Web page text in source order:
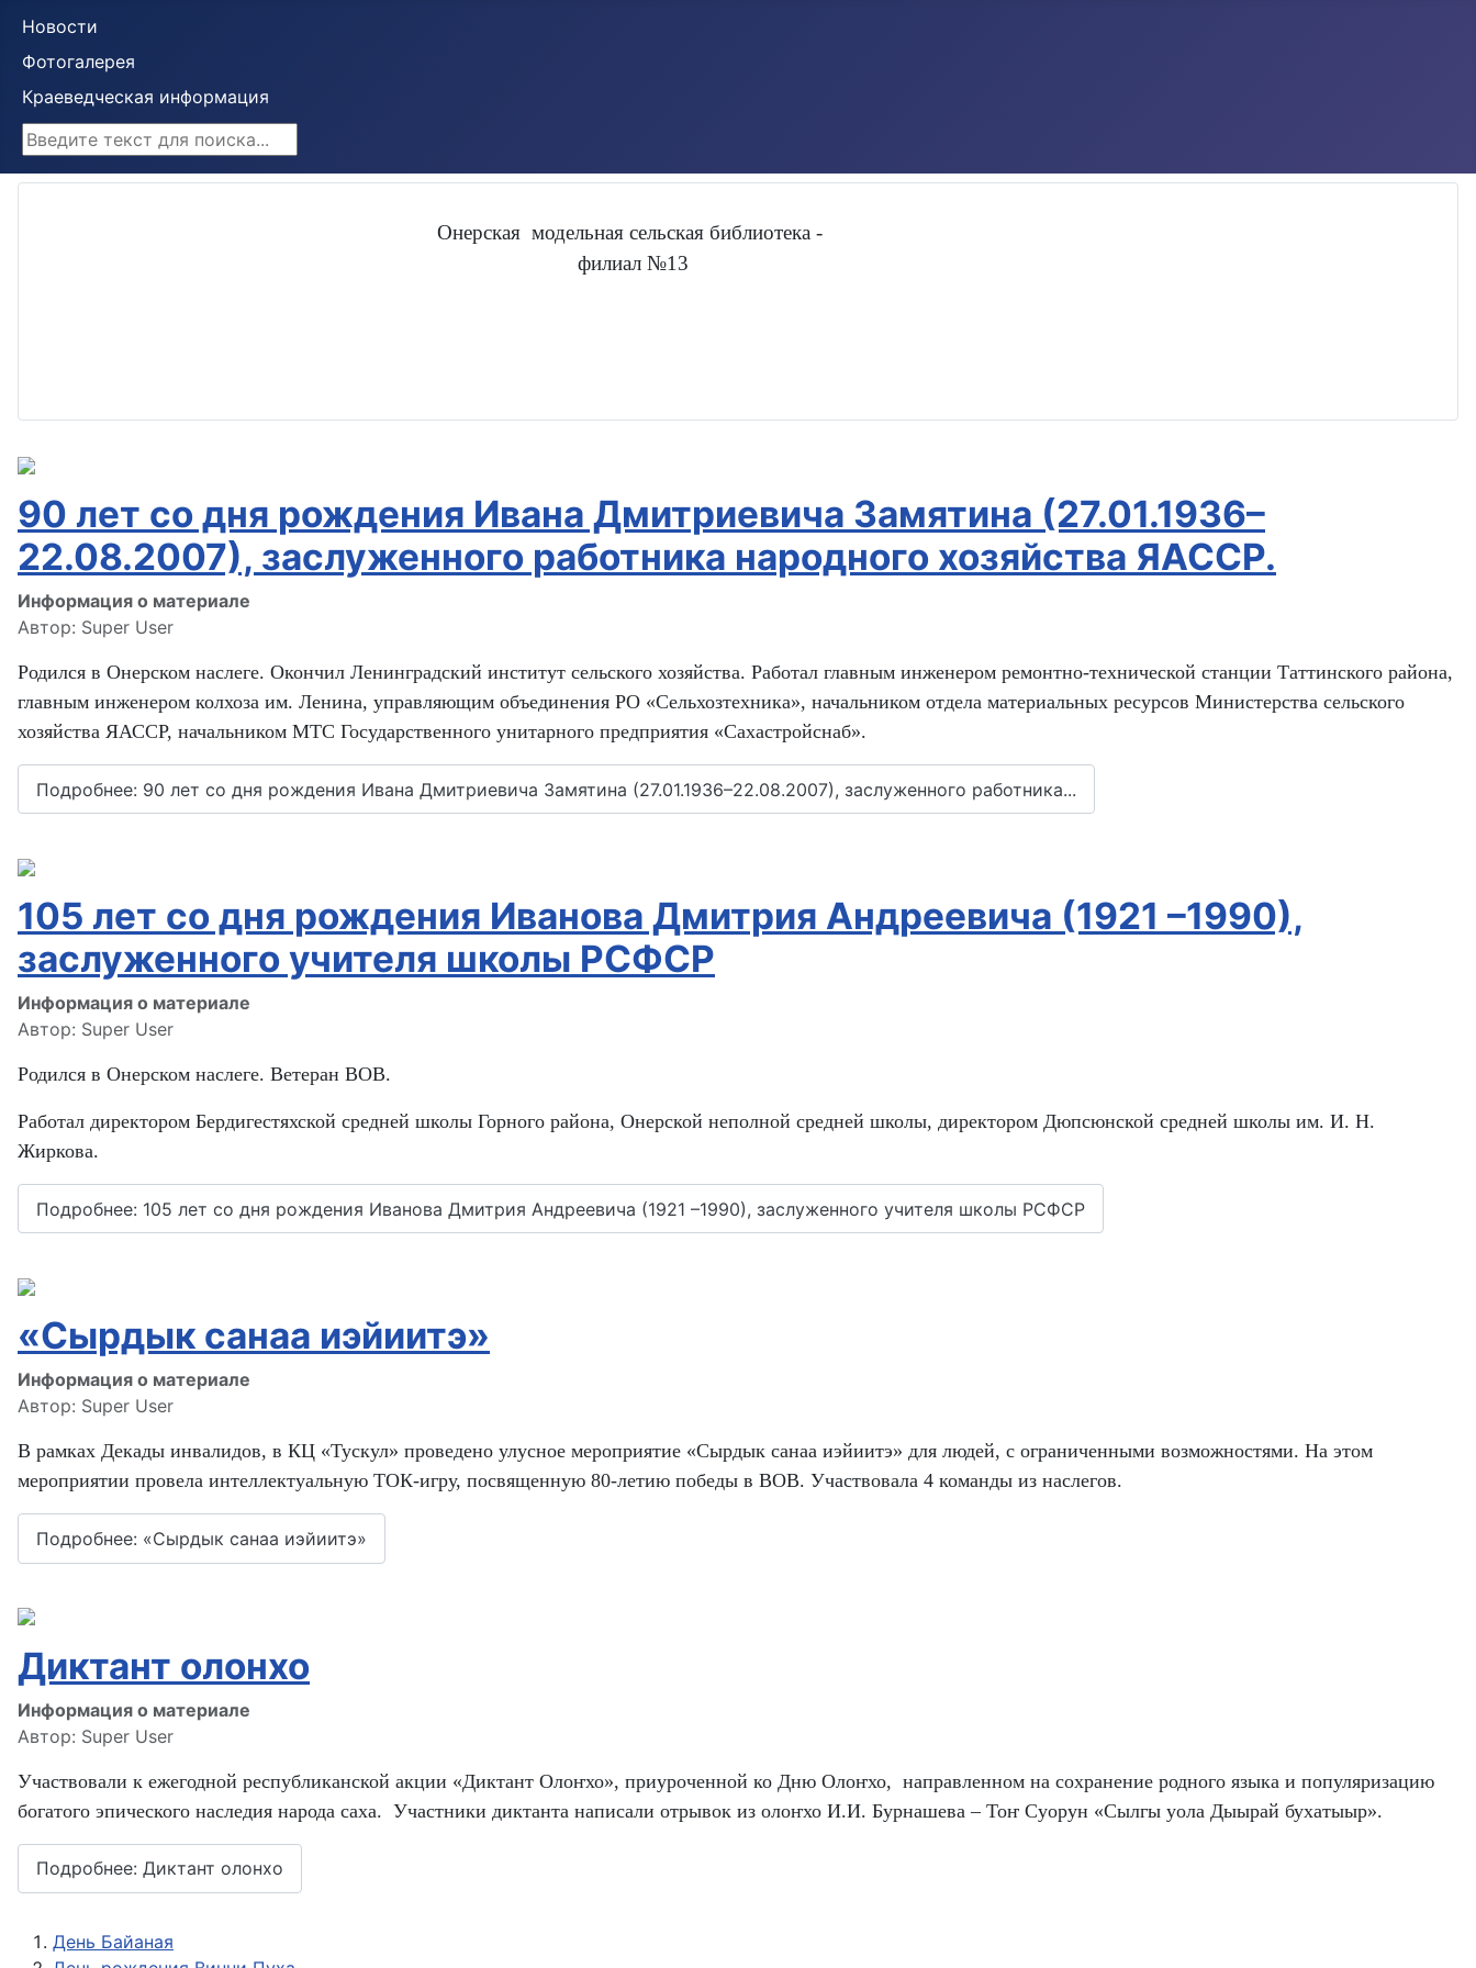
Новости
Фотогалерея
Краеведческая информация
Искать...
Онерская модельная сельская библиотека -
филиал №13
90 лет со дня рождения Ивана Дмитриевича Замятина (27.01.1936–
22.08.2007), заслуженного работника народного хозяйства ЯАССР.
Информация о материале
Автор: Super User
Родился в Онерском наслеге. Окончил Ленинградский институт сельского хозяйства. Работал главным инженером ремонтно-технической станции Таттинского района,
главным инженером колхоза им. Ленина, управляющим объединения РО «Сельхозтехника», начальником отдела материальных ресурсов Министерства сельского
хозяйства ЯАССР, начальником МТС Государственного унитарного предприятия «Сахастройснаб».
Подробнее: 90 лет со дня рождения Ивана Дмитриевича Замятина (27.01.1936–22.08.2007), заслуженного работника...
105 лет со дня рождения Иванова Дмитрия Андреевича (1921 –1990),
заслуженного учителя школы РСФСР
Информация о материале
Автор: Super User
Родился в Онерском наслеге. Ветеран ВОВ.
Работал директором Бердигестяхской средней школы Горного района, Онерской неполной средней школы, директором Дюпсюнской средней школы им. И. Н.
Жиркова.
Подробнее: 105 лет со дня рождения Иванова Дмитрия Андреевича (1921 –1990), заслуженного учителя школы РСФСР
«Сырдык санаа иэйиитэ»
Информация о материале
Автор: Super User
В рамках Декады инвалидов, в КЦ «Тускул» проведено улусное мероприятие «Сырдык санаа иэйиитэ» для людей, с ограниченными возможностями. На этом
мероприятии провела интеллектуальную ТОК-игру, посвященную 80-летию победы в ВОВ. Участвовала 4 команды из наслегов.
Подробнее: «Сырдык санаа иэйиитэ»
Диктант олонхо
Информация о материале
Автор: Super User
Участвовали к ежегодной республиканской акции «Диктант Олоҥхо», приуроченной ко Дню Олоҥхо, направленном на сохранение родного языка и популяризацию
богатого эпического наследия народа саха. Участники диктанта написали отрывок из олоҥхо И.И. Бурнашева – Тоҥ Суорун «Сылгы уола Дыырай бухатыыр».
Подробнее: Диктант олонхо
День Байаная